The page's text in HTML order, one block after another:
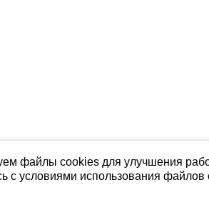
файлы cookies для улучшения
с условиями использования файлов